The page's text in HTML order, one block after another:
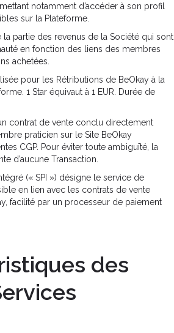
notamment d’accéder à son profil
sur la Plateforme.
la partie des revenus de la Société qui sont
en fonction des liens des membres
achetées.
pour les Rétributions de BeOkay à la
1 Star équivaut à 1 EUR. Durée de
contrat de vente conclu directement
praticien sur le Site BeOkay
CGP. Pour éviter toute ambiguïté, la
d’aucune Transaction.
(« SPI ») désigne le service de
en lien avec les contrats de vente
facilité par un processeur de paiement
des